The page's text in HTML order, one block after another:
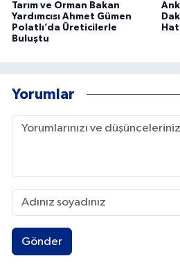
Tarım ve Orman Bakan
Yardımcısı Ahmet Gümen
Polatlı’da Üreticilerle
Buluştu
Yorumlar
Gönder